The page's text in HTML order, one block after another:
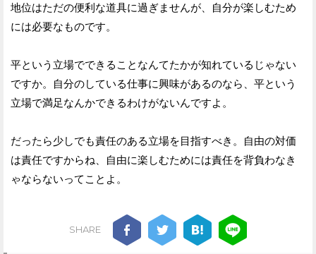
地位はただの便利な道具に過ぎませんが、自分が楽しむため
には必要なものです。
平という立場でできることなんてたかが知れているじゃない
ですか。自分のしている仕事に興味があるのなら、平という
立場で満足なんかできるわけがないんですよ。
だったら少しでも責任のある立場を目指すべき。自由の対価
は責任ですからね、自由に楽しむためには責任を背負わなき
ゃならないってことよ。
SHARE